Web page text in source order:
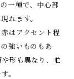
一種で、中心部
れます。
はアクセント程
強いものもあ
形も異なり、唯
。